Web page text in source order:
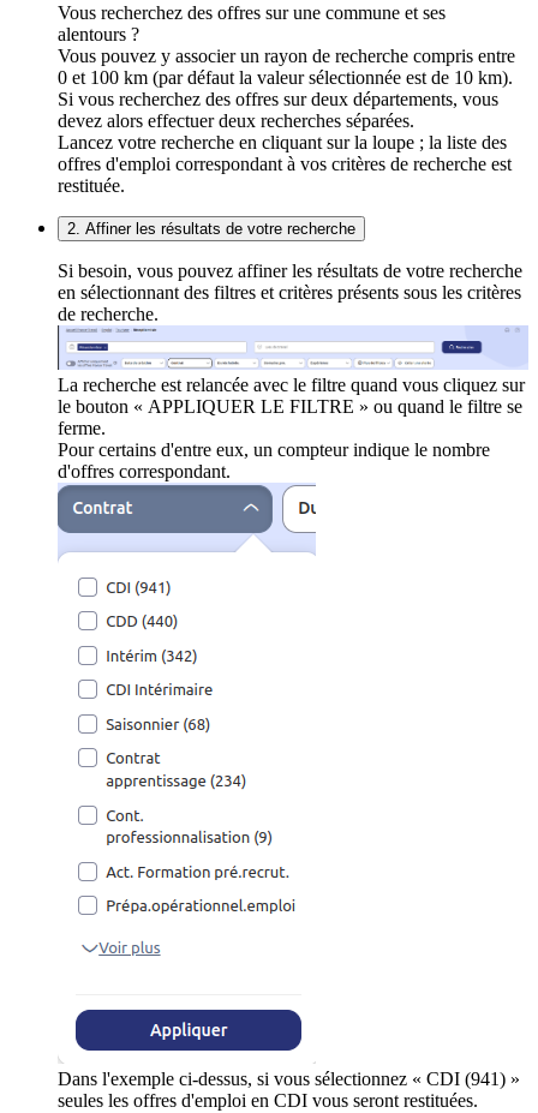
Vous recherchez des offres sur une commune et ses
alentours ?
Vous pouvez y associer un rayon de recherche compris entre
0 et 100 km (par défaut la valeur sélectionnée est de 10 km).
Si vous recherchez des offres sur deux départements, vous
devez alors effectuer deux recherches séparées.
Lancez votre recherche en cliquant sur la loupe ; la liste des
offres d'emploi correspondant à vos critères de recherche est
restituée.
2. Affiner les résultats de votre recherche
Si besoin, vous pouvez affiner les résultats de votre recherche
en sélectionnant des filtres et critères présents sous les critères
de recherche.
La recherche est relancée avec le filtre quand vous cliquez sur
le bouton « APPLIQUER LE FILTRE » ou quand le filtre se
ferme.
Pour certains d'entre eux, un compteur indique le nombre
d'offres correspondant.
Dans l'exemple ci-dessus, si vous sélectionnez « CDI (941) »
seules les offres d'emploi en CDI vous seront restituées.